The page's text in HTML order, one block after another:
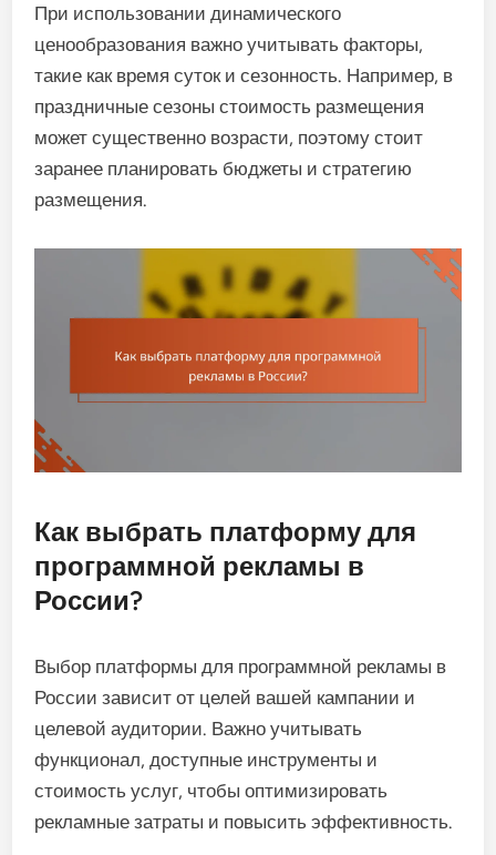
При использовании динамического
ценообразования важно учитывать факторы,
такие как время суток и сезонность. Например, в
праздничные сезоны стоимость размещения
может существенно возрасти, поэтому стоит
заранее планировать бюджеты и стратегию
размещения.
Как выбрать платформу для
программной рекламы в
России?
Выбор платформы для программной рекламы в
России зависит от целей вашей кампании и
целевой аудитории. Важно учитывать
функционал, доступные инструменты и
стоимость услуг, чтобы оптимизировать
рекламные затраты и повысить эффективность.